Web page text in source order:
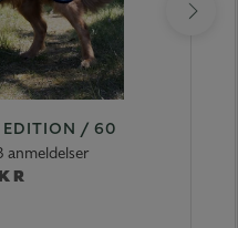
EDITION / 60
anmeldelser